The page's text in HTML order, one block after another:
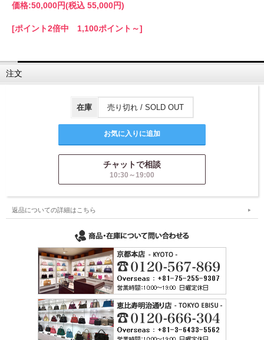
価格:50,000円(税込 55,000円)
[ポイント2倍中 1,100ポイント～]
注文
在庫 売り切れ / SOLD OUT
チャットで相談
10:30～19:00
返品についての詳細はこちら